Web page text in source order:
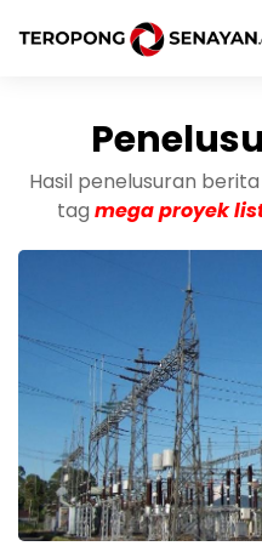
Hasil penelusuran
tag mega proyek